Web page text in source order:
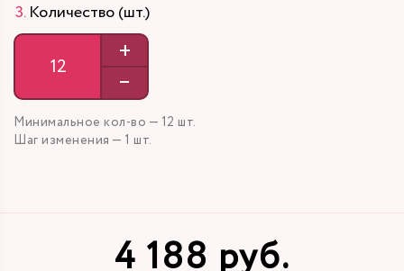
Количество (шт.)
+
–
Минимальное кол-во — 12 шт.
Шаг изменения — 1 шт.
4 188 руб.